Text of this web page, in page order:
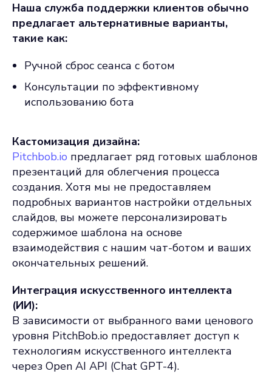
Наша служба поддержки клиентов обычно
предлагает альтернативные варианты,
такие как:
Ручной сброс сеанса с ботом
Консультации по эффективному
использованию бота
Кастомизация дизайна:
Pitchbob.io предлагает ряд готовых шаблонов
презентаций для облегчения процесса
создания. Хотя мы не предоставляем
подробных вариантов настройки отдельных
слайдов, вы можете персонализировать
содержимое шаблона на основе
взаимодействия с нашим чат-ботом и ваших
окончательных решений.
Интеграция искусственного интеллекта
(ИИ):
В зависимости от выбранного вами ценового
уровня PitchBob.io предоставляет доступ к
технологиям искусственного интеллекта
через Open AI API (Chat GPT-4).